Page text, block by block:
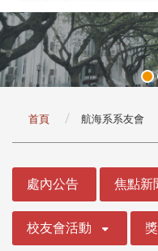
首頁 航海系系友會
處內公告 焦點新
校友會活動